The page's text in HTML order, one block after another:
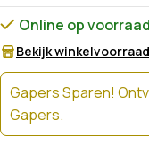
Online op voorraad
Bekijk winkelvoorraad
Gapers Sparen!
Gapers.